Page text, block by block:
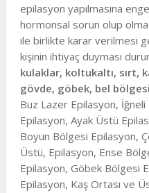
epilasyon yapılmasına
hormonsal sorun olup
ile birlikte karar verilmesi
kişinin ihtiyaç duyması
kulaklar, koltukaltı, sırt,
gövde, göbek, bel
Buz Lazer Epilasyon,
Epilasyon, Ayak Üstü
Boyun Bölgesi Epilasyon,
Üstü, Epilasyon, Ense
Epilasyon, Göbek Bölgesi
Epilasyon, Kaş Ortası ve